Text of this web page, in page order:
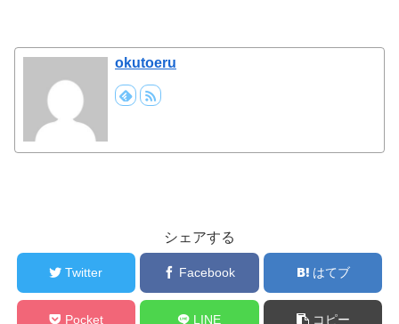
okutoeru
シェアする
Twitter Facebook はてブ
Pocket LINE コピー